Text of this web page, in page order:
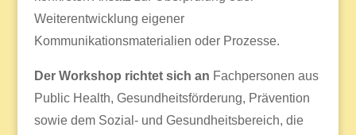
Weiterentwicklung eigener
Kommunikationsmaterialien oder Prozesse.
Der Workshop richtet sich an Fachpersonen aus
Public Health, Gesundheitsförderung, Prävention
sowie dem Sozial- und Gesundheitsbereich, die